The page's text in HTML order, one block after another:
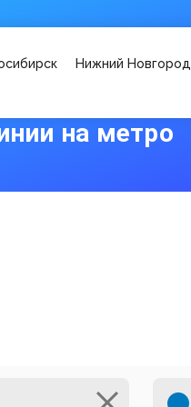
Нижний Новгород
на метро